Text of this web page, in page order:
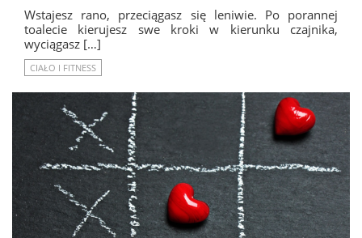
Wstajesz rano, przeciągasz się leniwie. Po porannej
toalecie kierujesz swe kroki w kierunku czajnika,
wyciągasz […]
CIAŁO I FITNESS